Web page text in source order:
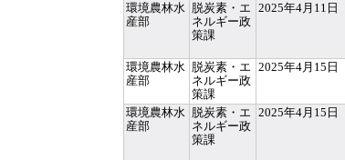
環境農林水
産部
脱炭素・エ
ネルギー政
策課
2025年4月11日
環境農林水
産部
脱炭素・エ
ネルギー政
策課
2025年4月15日
環境農林水
産部
脱炭素・エ
ネルギー政
策課
2025年4月15日